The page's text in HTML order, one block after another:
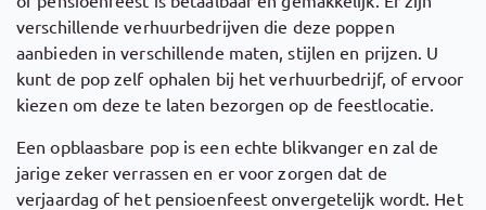
verschillende verhuurbedrijven die deze poppen
aanbieden in verschillende maten, stijlen en prijzen. U
kunt de pop zelf ophalen bij het verhuurbedrijf, of ervoor
kiezen om deze te laten bezorgen op de feestlocatie.
Een opblaasbare pop is een echte blikvanger en zal de
jarige zeker verrassen en er voor zorgen dat de
verjaardag of het pensioenfeest onvergetelijk wordt. Het